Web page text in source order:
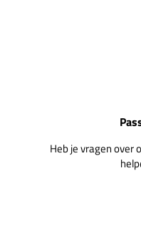
Heb je vragen over